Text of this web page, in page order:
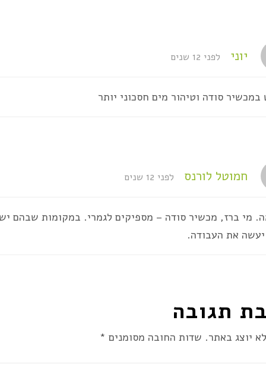
יוני לפני 12 שנים
סודה וטיהור מים חסכוני יותר
חמוטל לורנס לפני 12 שנים
מי ברז, מכשיר סודה – מספיקים לגמרי. במקומות שבהם
יעשה את העבודה.
תגובה
יוצג באתר. שדות החובה מסומנים *